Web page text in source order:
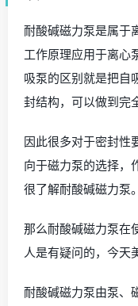
耐酸碱磁力泵是属于
工作原理应用于离心
吸泵的区别就是把自
封结构，可以做到完
因此很多对于密封性
向于磁力泵的选择，
很了解耐酸碱磁力泵。
那么耐酸碱磁力泵在
人是有疑问的，今天
耐酸碱磁力泵由泵、